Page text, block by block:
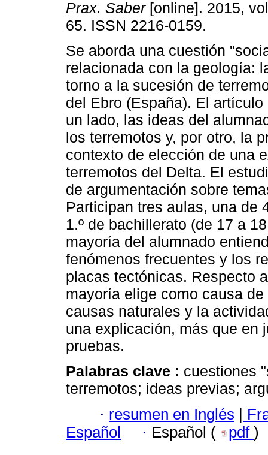
Prax. Saber[online]. 2015,
65. ISSN 2216-0159.
Se aborda una cuestión
relacionada con la geología:
torno a la sucesión de
del Ebro (España). El
un lado, las ideas del
los terremotos y, por otro, la
contexto de elección de una
terremotos del Delta. El
de argumentación sobre
Participan tres aulas, una de
1.º de bachillerato (de 17 a
mayoría del alumnado
fenómenos frecuentes y los
placas tectónicas. Respecto
mayoría elige como causa
causas naturales y la
una explicación, más que en
pruebas.
Palabras clave : cuestiones
terremotos; ideas previas;
· resumen en Inglés |
Español
· Español ( pdf )